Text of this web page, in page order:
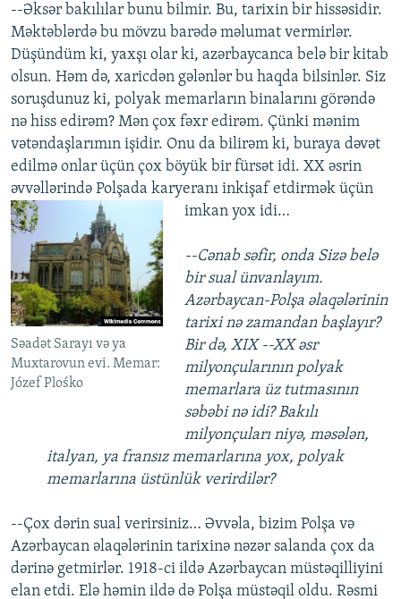
--Əksər bakılılar bunu bilmir. Bu, tarixin bir hissəsidir.
Məktəblərdə bu mövzu barədə məlumat vermirlər.
Düşündüm ki, yaxşı olar ki, azərbaycanca belə bir kitab
olsun. Həm də, xaricdən gələnlər bu haqda bilsinlər. Siz
soruşdunuz ki, polyak memarların binalarını görəndə
nə hiss edirəm? Mən çox fəxr edirəm. Çünki mənim
vətəndaşlarımın işidir. Onu da bilirəm ki, buraya dəvət
edilmə onlar üçün çox böyük bir fürsət idi. XX əsrin
əvvəllərində Polşada karyeranı inkişaf etdirmək üçün
imkan yox
Səadət Sarayı və ya
Muxtarovun evi. Memar:
Józef Plośko
idi…
--Cənab səfir, onda Sizə belə
bir sual ünvanlayım.
Azərbaycan-Polşa əlaqələrinin
tarixi nə zamandan başlayır?
Bir də, XIX --XX əsr
milyonçularının polyak
memarlara üz tutmasının
səbəbi nə idi? Bakılı
milyonçuları niyə, məsələn,
italyan, ya fransız memarlarına yox, polyak
memarlarına üstünlük verirdilər?
--Çox dərin sual verirsiniz… Əvvəla, bizim Polşa və
Azərbaycan əlaqələrinin tarixinə nəzər salanda çox da
dərinə getmirlər. 1918-ci ildə Azərbaycan müstəqilliyini
elan etdi. Elə həmin ildə də Polşa müstəqil oldu. Rəsmi